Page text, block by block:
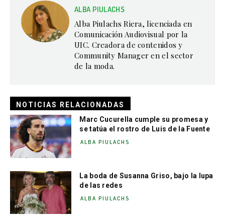
ALBA PIULACHS
Alba Piulachs Riera, licenciada en
Comunicación Audiovisual por la
UIC. Creadora de contenidos y
Community Manager en el sector
de la moda.
NOTICIAS RELACIONADAS
Marc Cucurella cumple su promesa y
se tatúa el rostro de Luis de la Fuente
ALBA PIULACHS
La boda de Susanna Griso, bajo la lupa
de las redes
ALBA PIULACHS